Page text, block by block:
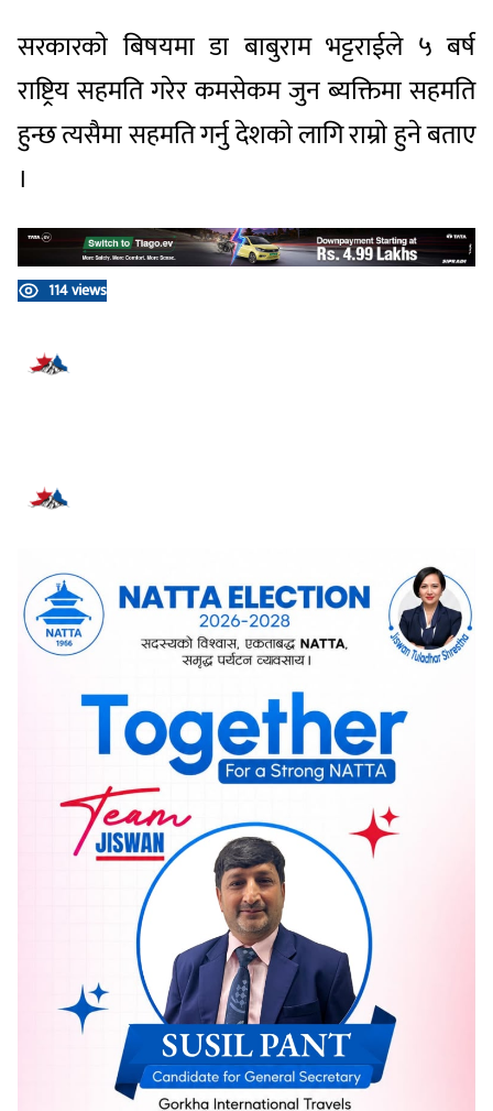
सरकारकाे बिषयमा डा बाबुराम भट्टराईले ५ बर्ष
राष्ट्रिय सहमति गरेर कमसेकम जुन ब्यक्तिमा सहमति
हुन्छ त्यसैमा सहमति गर्नु देशकाे लागि राम्राे हुने बताए
।
114 views